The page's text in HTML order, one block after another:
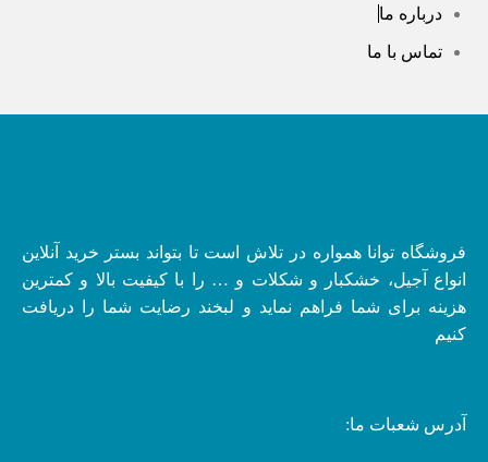
درباره ما
تماس با ما
فروشگاه توانا همواره در تلاش است تا بتواند بستر خرید آنلاین
انواع آجیل، خشکبار و شکلات و … را با کیفیت بالا و کمترین
هزینه برای شما فراهم نماید و لبخند رضایت شما را دریافت
کنیم
آدرس شعبات ما: